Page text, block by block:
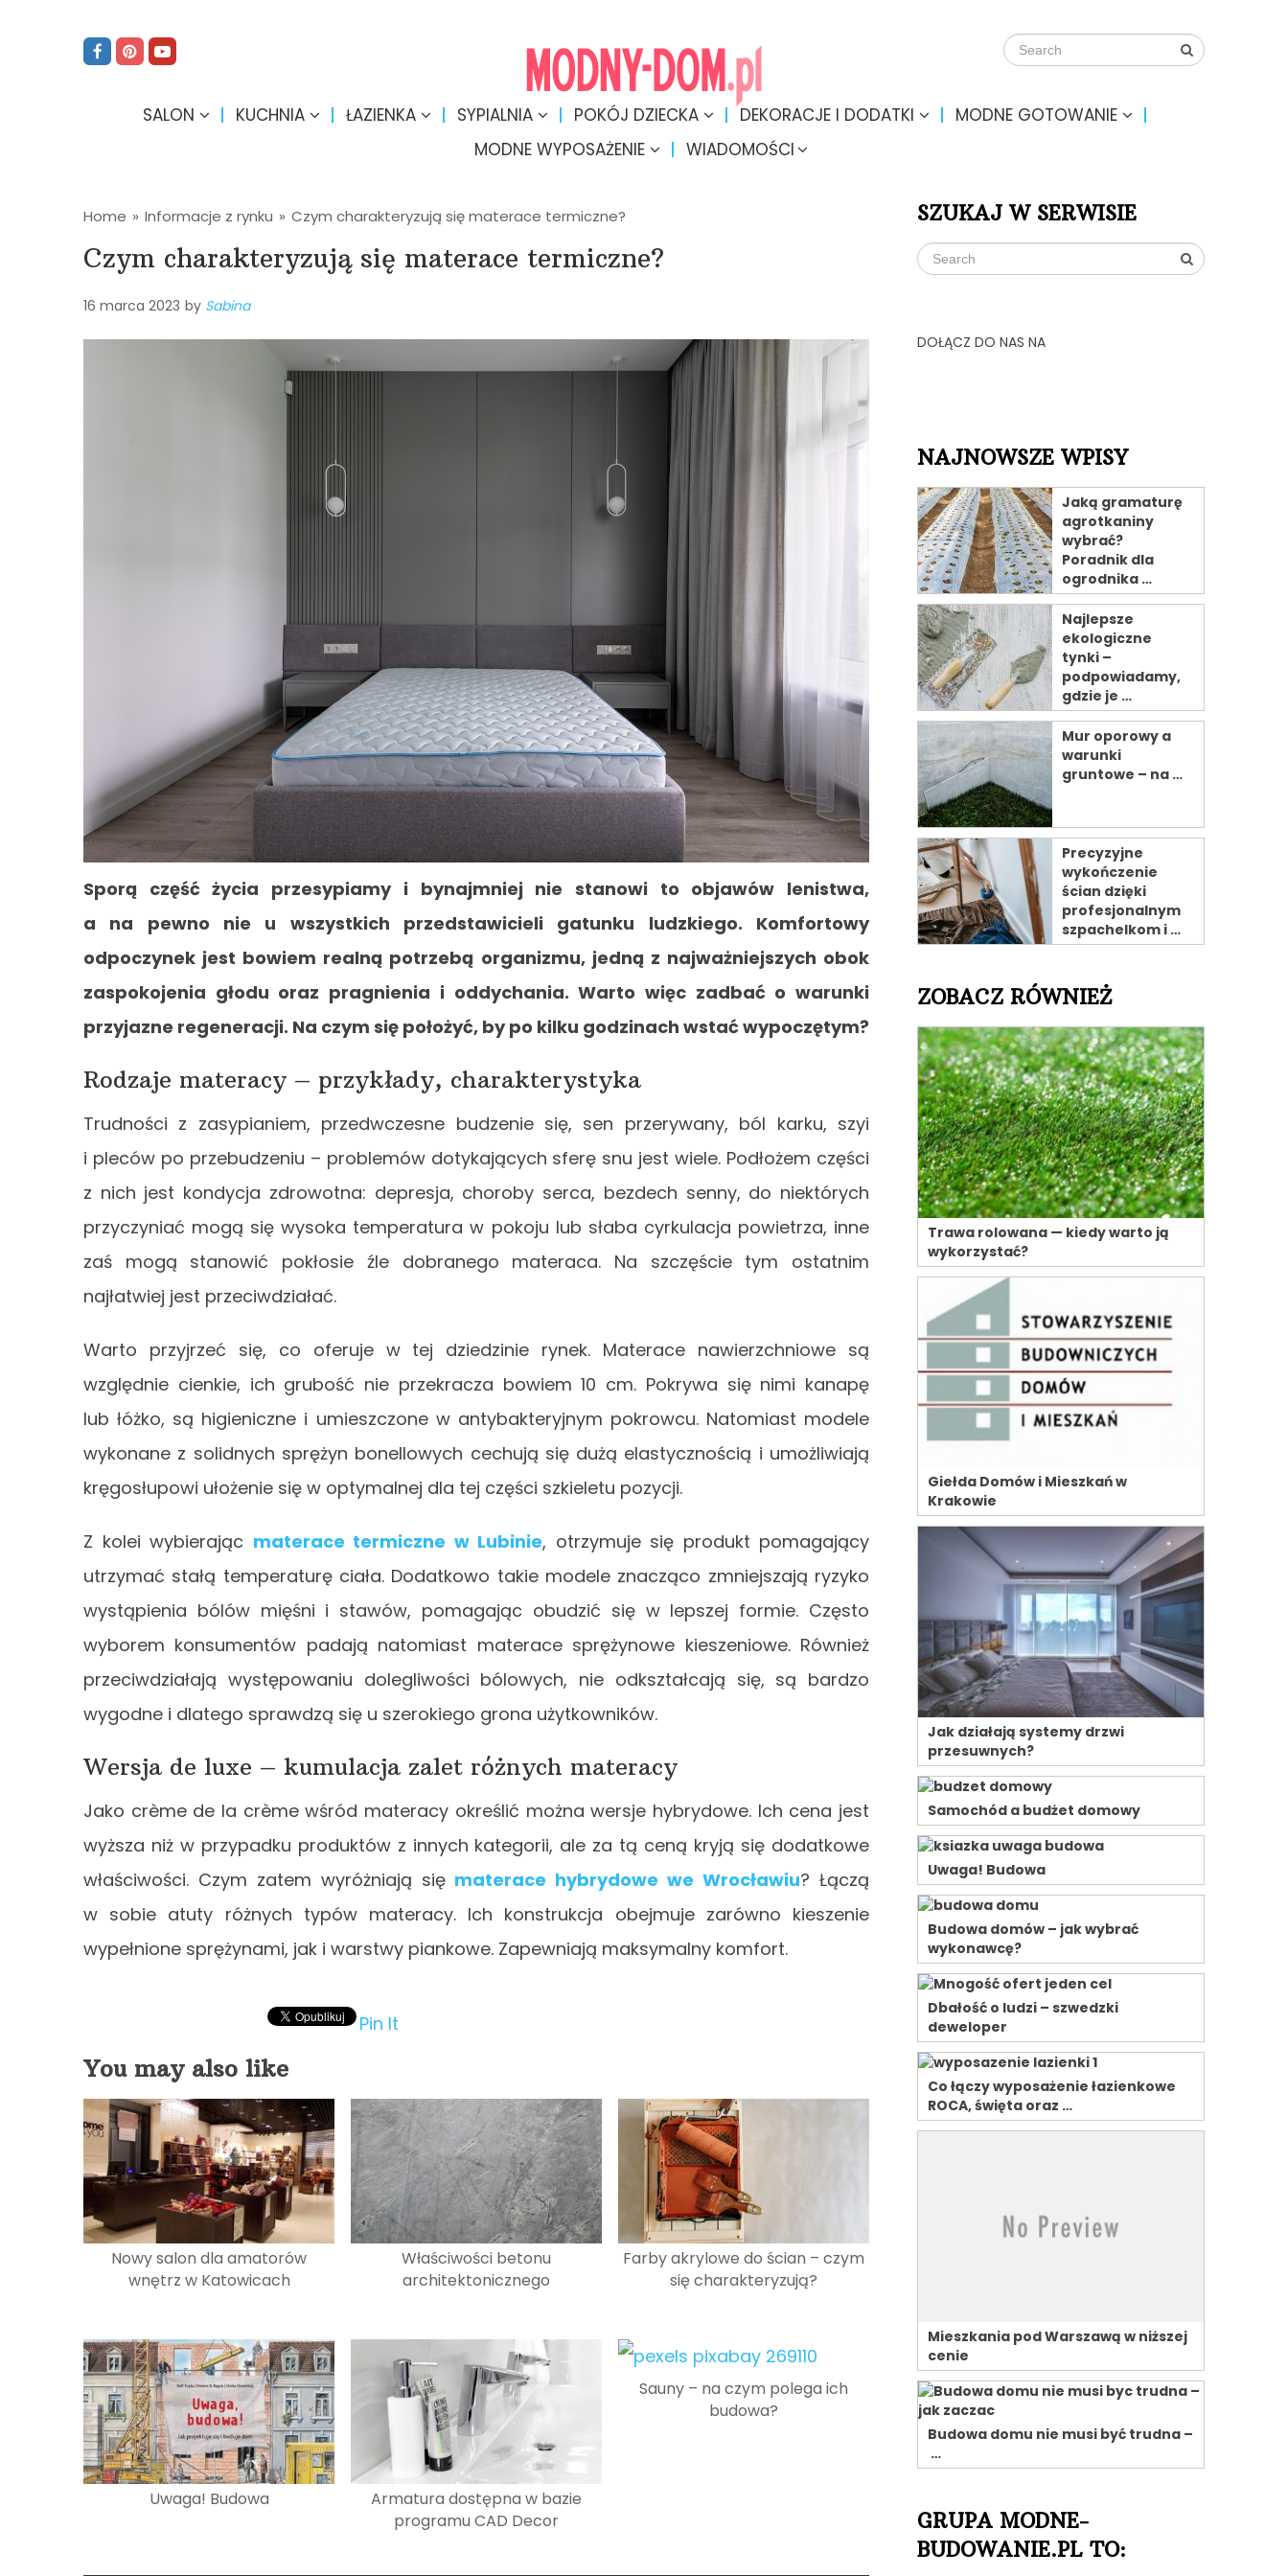
SALON KUCHNIA ŁAZIENKA SYPIALNIA POKÓJ DZIECKA DEKORACJE I DODATKI
MODNE GOTOWANIE
MODNE WYPOSAŻENIE
WIADOMOŚCI
Home » Informacje z rynku » Czym charakteryzują się materace termiczne?
Czym charakteryzują się materace termiczne?
16 marca 2023 by Sabina
Sporą część życia przesypiamy i bynajmniej nie stanowi to objawów lenistwa,
a na pewno nie u wszystkich przedstawicieli gatunku ludzkiego. Komfortowy
odpoczynek jest bowiem realną potrzebą organizmu, jedną z najważniejszych obok
zaspokojenia głodu oraz pragnienia i oddychania. Warto więc zadbać o warunki
przyjazne regeneracji. Na czym się położyć, by po kilku godzinach wstać wypoczętym?
Rodzaje materacy – przykłady, charakterystyka
Trudności z zasypianiem, przedwczesne budzenie się, sen przerywany, ból karku, szyi
i pleców po przebudzeniu – problemów dotykających sferę snu jest wiele. Podłożem części
z nich jest kondycja zdrowotna: depresja, choroby serca, bezdech senny, do niektórych
przyczyniać mogą się wysoka temperatura w pokoju lub słaba cyrkulacja powietrza, inne
zaś mogą stanowić pokłosie źle dobranego materaca. Na szczęście tym ostatnim
najłatwiej jest przeciwdziałać.
Warto przyjrzeć się, co oferuje w tej dziedzinie rynek. Materace nawierzchniowe są
względnie cienkie, ich grubość nie przekracza bowiem 10 cm. Pokrywa się nimi kanapę
lub łóżko, są higieniczne i umieszczone w antybakteryjnym pokrowcu. Natomiast modele
wykonane z solidnych sprężyn bonellowych cechują się dużą elastycznością i umożliwiają
kręgosłupowi ułożenie się w optymalnej dla tej części szkieletu pozycji.
Z kolei wybierając materace termiczne w Lubinie, otrzymuje się produkt pomagający
utrzymać stałą temperaturę ciała. Dodatkowo takie modele znacząco zmniejszają ryzyko
wystąpienia bólów mięśni i stawów, pomagając obudzić się w lepszej formie. Często
wyborem konsumentów padają natomiast materace sprężynowe kieszeniowe. Również
przeciwdziałają występowaniu dolegliwości bólowych, nie odkształcają się, są bardzo
wygodne i dlatego sprawdzą się u szerokiego grona użytkowników.
Wersja de luxe – kumulacja zalet różnych materacy
Jako crème de la crème wśród materacy określić można wersje hybrydowe. Ich cena jest
wyższa niż w przypadku produktów z innych kategorii, ale za tą ceną kryją się dodatkowe
właściwości. Czym zatem wyróżniają się materace hybrydowe we Wrocławiu? Łączą
w sobie atuty różnych typów materacy. Ich konstrukcja obejmuje zarówno kieszenie
wypełnione sprężynami, jak i warstwy piankowe. Zapewniają maksymalny komfort.
Pin It
You may also like
Nowy salon dla amatorów
wnętrz w Katowicach
Właściwości betonu
architektonicznego
Farby akrylowe do ścian – czym
się charakteryzują?
Uwaga! Budowa
Armatura dostępna w bazie
programu CAD Decor
Sauny – na czym polega ich
budowa?
SZUKAJ W SERWISIE
DOŁĄCZ DO NAS NA
NAJNOWSZE WPISY
Jaką gramaturę
agrotkaniny
wybrać?
Poradnik dla
ogrodnika …
Najlepsze
ekologiczne
tynki –
podpowiadamy,
gdzie je …
Mur oporowy a
warunki
gruntowe – na …
Precyzyjne
wykończenie
ścian dzięki
profesjonalnym
szpachelkom i …
ZOBACZ RÓWNIEŻ
Trawa rolowana — kiedy warto ją
wykorzystać?
Giełda Domów i Mieszkań w
Krakowie
Jak działają systemy drzwi
przesuwnych?
Samochód a budżet domowy
Uwaga! Budowa
Budowa domów – jak wybrać
wykonawcę?
Dbałość o ludzi – szwedzki
deweloper
Co łączy wyposażenie łazienkowe
ROCA, święta oraz …
Mieszkania pod Warszawą w niższej
cenie
Budowa domu nie musi być trudna –
…
GRUPA MODNE-
BUDOWANIE.PL TO: